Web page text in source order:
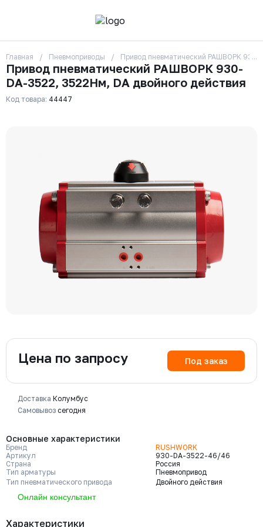
О компании
Контакты
Бренды
Отзывы
Сотрудники
Реквизиты
+7 (495) 215-24-81
Заказать звонок
zakaz325@ks-rus.com
Email для связи
Одинцово, Внуковская 9, пав. 31
Пункт выдачи заказов
Главная Пневмоприводы Привод пневматический РАШВОРК 930-
Привод пневматический РАШВОРК 930-
DA-3522, 3522Нм, DA двойного действия
Код товара: 44447
Основные характеристики
Бренд
RUSHWORK
Артикул
930-DA-3522-46/46
Страна
Россия
Тип арматуры
Пневмопривод
Тип пневматического привода
Двойного действия
Онлайн консультант
Цена по запросу Под заказ
Доставка Колумбус
Самовывоз сегодня
Характеристики